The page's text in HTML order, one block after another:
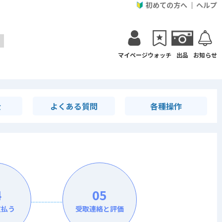
初めての方へ ヘルプ
マイページウォッチ 出品 お知らせ
よくある質問 各種操作
う
05
受取連絡と評価